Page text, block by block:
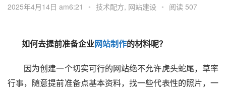
2025年4月14日 am6:21 • 技术配方, 网站建设 • 阅读 507
如何去提前准备企业网站制作的材料呢？
因为创建一个切实可行的网站绝不允许虎头蛇尾，草率
行事，随意提前准备点基本资料，找一些代表性的照片，一